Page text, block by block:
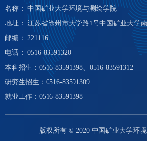
名称： 中国矿业大学环境与测绘学院
地址： 江苏省徐州市大学路1号中国矿业大学
邮编： 221116
电话： 0516-83591320
本科招生：0516-83591398、0516-83591312
研究生招生：0516-83591309
就业工作：0516-83591398
版权所有 © 2020 中国矿业大学环